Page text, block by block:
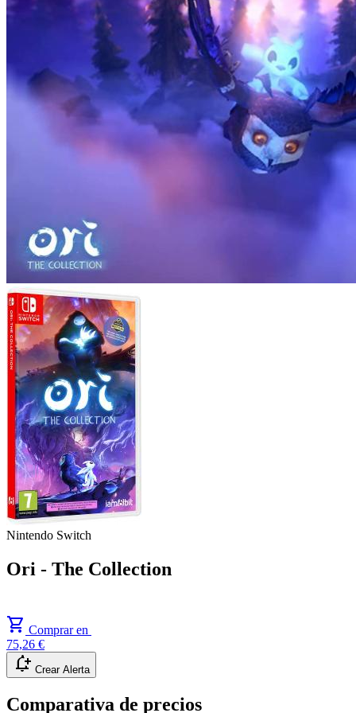
Nintendo Switch
Ori - The Collection
shopping_cart Comprar en
75,26 €
notification_add Crear Alerta
Comparativa de precios